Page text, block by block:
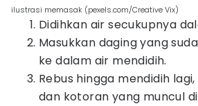
ilustrasi memasak (pexels.com/Creative Vix)
Didihkan air secukupnya
Masukkan daging yang
ke dalam air mendidih.
Rebus hingga mendidih
dan kotoran yang muncul